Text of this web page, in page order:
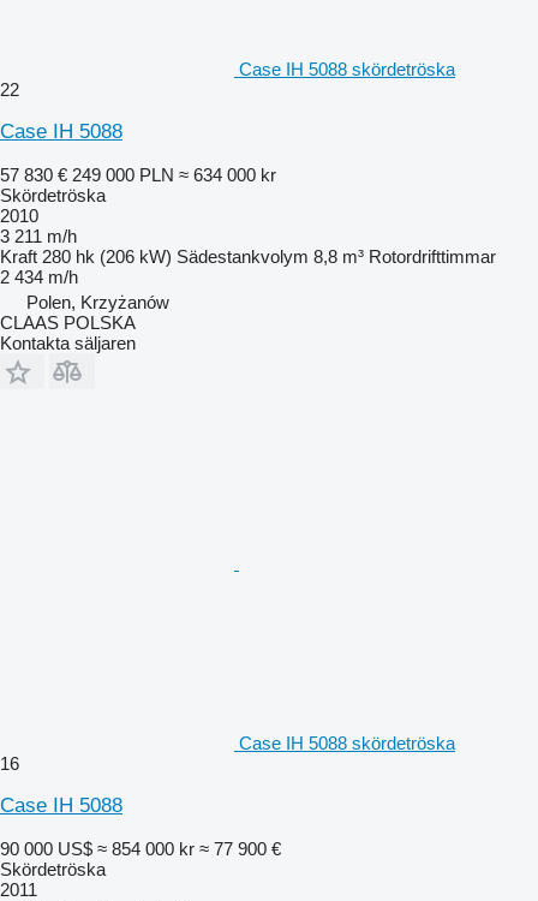
Case IH 5088 skördetröska
22
Case IH 5088
57 830 € 249 000 PLN ≈ 634 000 kr
Skördetröska
2010
3 211 m/h
Kraft 280 hk (206 kW) Sädestankvolym 8,8 m³ Rotordrifttimmar
2 434 m/h
Polen, Krzyżanów
CLAAS POLSKA
Kontakta säljaren
Case IH 5088 skördetröska
16
Case IH 5088
90 000 US$ ≈ 854 000 kr ≈ 77 900 €
Skördetröska
2011